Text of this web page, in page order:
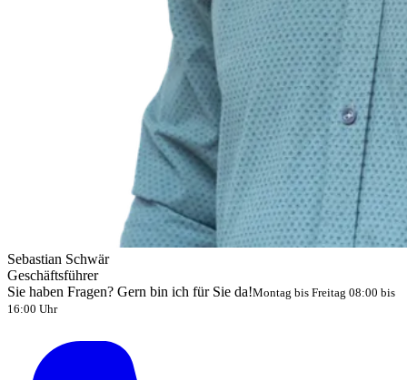
Sebastian Schwär
Geschäftsführer
Sie haben Fragen? Gern bin ich für Sie da!Montag bis Freitag 08:00 bis
16:00 Uhr